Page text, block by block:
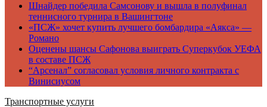
Шнайдер победила Самсонову и вышла в полуфинал
теннисного турнира в Вашингтоне
«ПСЖ» хочет купить лучшего бомбардира «Аякса» —
Романо
Оценены шансы Сафонова выиграть Суперкубок УЕФА
в составе ПСЖ
“Арсенал” согласовал условия личного контракта с
Винисиусом
Транспортные услуги